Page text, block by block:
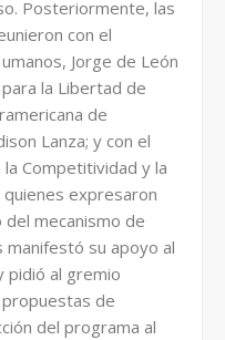
Posteriormente, las
con el
Jorge de León
la Libertad de
de
Lanza; y con el
Competitividad y la
quienes expresaron
mecanismo de
manifestó su apoyo al
pidió al gremio
de
del programa al